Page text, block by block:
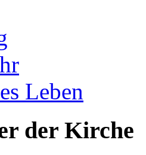
Leben
der Kirche